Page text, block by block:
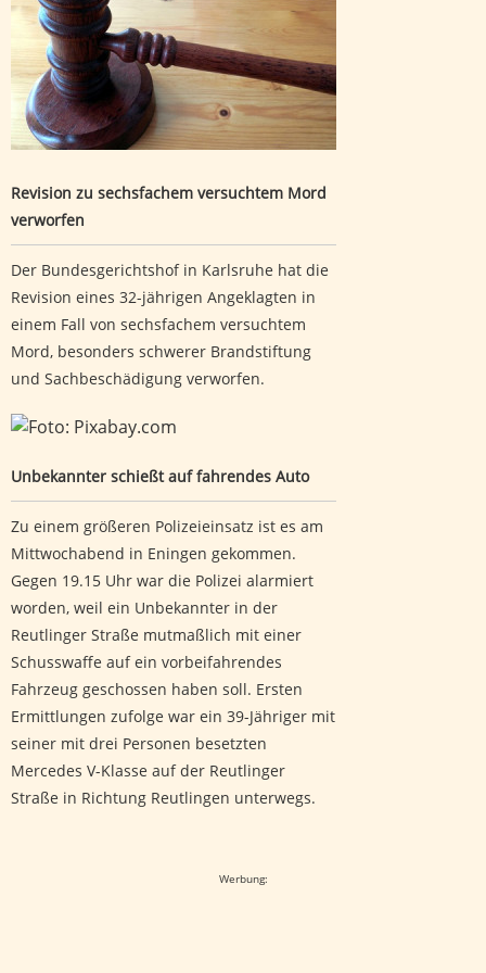
Revision zu sechsfachem versuchtem Mord
verworfen
Der Bundesgerichtshof in Karlsruhe hat die
Revision eines 32-jährigen Angeklagten in
einem Fall von sechsfachem versuchtem
Mord, besonders schwerer Brandstiftung
und Sachbeschädigung verworfen.
Unbekannter schießt auf fahrendes Auto
Unbekannter schießt auf fahrendes Auto
Zu einem größeren Polizeieinsatz ist es am
Mittwochabend in Eningen gekommen.
Gegen 19.15 Uhr war die Polizei alarmiert
worden, weil ein Unbekannter in der
Reutlinger Straße mutmaßlich mit einer
Schusswaffe auf ein vorbeifahrendes
Fahrzeug geschossen haben soll. Ersten
Ermittlungen zufolge war ein 39-Jähriger mit
seiner mit drei Personen besetzten
Mercedes V-Klasse auf der Reutlinger
Straße in Richtung Reutlingen unterwegs.
Werbung: